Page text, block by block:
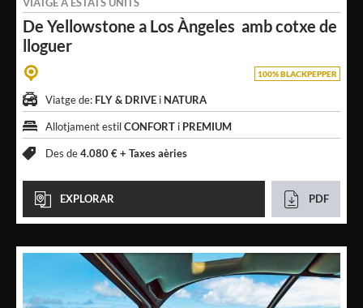
De Yellowstone a Los Àngeles amb cotxe de
lloguer
VIATGE A ESTATS UNITS
100% BLACKPEPPER
Viatge de: FLY & DRIVE i NATURA
Allotjament estilCONFORT i PREMIUM
Des de4.080 € + Taxes aèries
EXPLORAR PDF